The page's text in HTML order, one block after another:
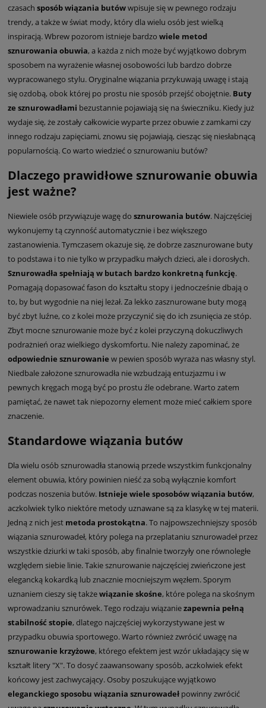
czasach sposób wiązania butówwpisuje się w pewnego rodzaju
trendy, a także w świat mody, który dla wielu osób jest wielką
inspiracją. Wbrew pozorom istnieje bardzo wiele metod
sznurowania obuwia, a każda z nich może być wyjątkowo dobrym
sposobem na wyrażenie własnej osobowości lub bardzo dobrze
wypracowanego stylu. Oryginalne wiązania przykuwają uwagę i stają
się ozdobą, obok której po prostu nie sposób przejść obojętnie. Buty
ze sznurowadłami bezustannie pojawiają się na świeczniku. Kiedy już
wydaje się, że zostały całkowicie wyparte przez obuwie z zamkami czy
innego rodzaju zapięciami, znowu się pojawiają, ciesząc się niesłabnącą
popularnością. Co warto wiedzieć o sznurowaniu butów?
Dlaczego prawidłowe sznurowanie obuwia
jest ważne?
Niewiele osób przywiązuje wagę do sznurowania butów. Najczęściej
wykonujemy tą czynność automatycznie i bez większego
zastanowienia. Tymczasem okazuje się, że dobrze zasznurowane buty
to podstawa i to nie tylko w przypadku małych dzieci, ale i dorosłych.
Sznurowadła spełniają w butach bardzo konkretną funkcję.
Pomagają dopasować fason do kształtu stopy i jednocześnie dbają o
to, by but wygodnie na niej leżał. Za lekko zasznurowane buty mogą
być zbyt luźne, co z kolei może przyczynić się do ich zsunięcia ze stóp.
Zbyt mocne sznurowanie może być z kolei przyczyną dokuczliwych
podrażnień oraz wielkiego dyskomfortu. Nie należy zapominać, że
odpowiednie sznurowanie w pewien sposób wyraża nas własny styl.
Niedbale założone sznurowadła nie wzbudzają entuzjazmu i w
pewnych kręgach mogą być po prostu źle odebrane. Warto zatem
pamiętać, że nawet tak niepozorny element może mieć całkiem spore
znaczenie.
Standardowe wiązania butów
Dla wielu osób sznurowadła stanowią przede wszystkim funkcjonalny
element obuwia, który powinien nieść za sobą wyłącznie komfort
podczas noszenia butów. Istnieje wiele sposobów wiązania butów,
aczkolwiek tylko niektóre metody uznawane są za klasykę w tej materii.
Jedną z nich jest metoda prostokątna. To najpowszechniejszy sposób
wiązania sznurowadeł, który polega na przeplataniu sznurowadeł przez
wszystkie dziurki w taki sposób, aby finalnie tworzyły one równoległe
względem siebie linie. Takie sznurowanie najczęściej zwieńczone jest
elegancką kokardką lub znacznie mocniejszym węzłem. Sporym
uznaniem cieszy się takżewiązanie skośne, które polega na skośnym
wprowadzaniu sznurówek. Tego rodzaju wiązaniezapewnia pełną
stabilność stopie, dlatego najczęściej wykorzystywane jest w
przypadku obuwia sportowego. Warto również zwrócić uwagę na
sznurowanie krzyżowe, którego efektem jest wzór układający się w
kształt litery "X". To dosyć zaawansowany sposób, aczkolwiek efekt
końcowy jest zachwycający. Osoby poszukujące wyjątkowo
eleganckiego sposobu wiązania sznurowadeł powinny zwrócić